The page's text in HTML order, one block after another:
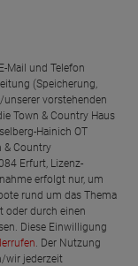
Mail und Telefon
(Speicherung,
vorstehenden
Town & Country Haus
Hainich OT
& Country
Erfurt, Lizenz-
erfolgt nur, um
rund um das Thema
oder durch einen
Diese Einwilligung
. Der Nutzung
wir jederzeit